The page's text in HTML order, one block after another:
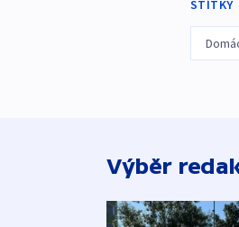
ŠTÍTKY
Výběr